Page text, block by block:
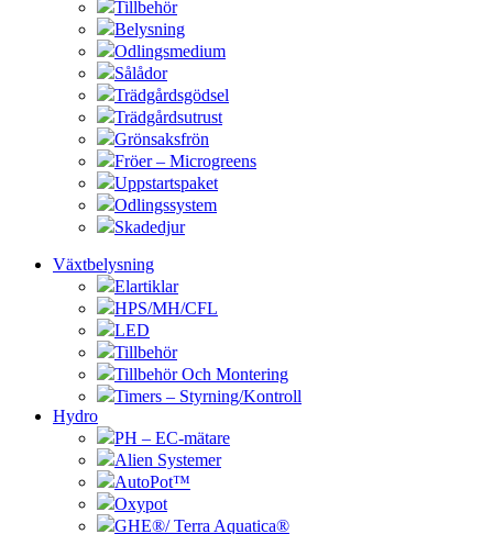
Tillbehör
Belysning
Odlingsmedium
Sålådor
Trädgårdsgödsel
Trädgårdsutrust
Grönsaksfrön
Fröer – Microgreens
Uppstartspaket
Odlingssystem
Skadedjur
Växtbelysning
Elartiklar
HPS/MH/CFL
LED
Tillbehör
Tillbehör Och Montering
Timers – Styrning/Kontroll
Hydro
PH – EC-mätare
Alien Systemer
AutoPot™
Oxypot
GHE®/ Terra Aquatica®